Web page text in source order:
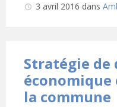
3 avril 2016 dans
Stratégie de
la commune